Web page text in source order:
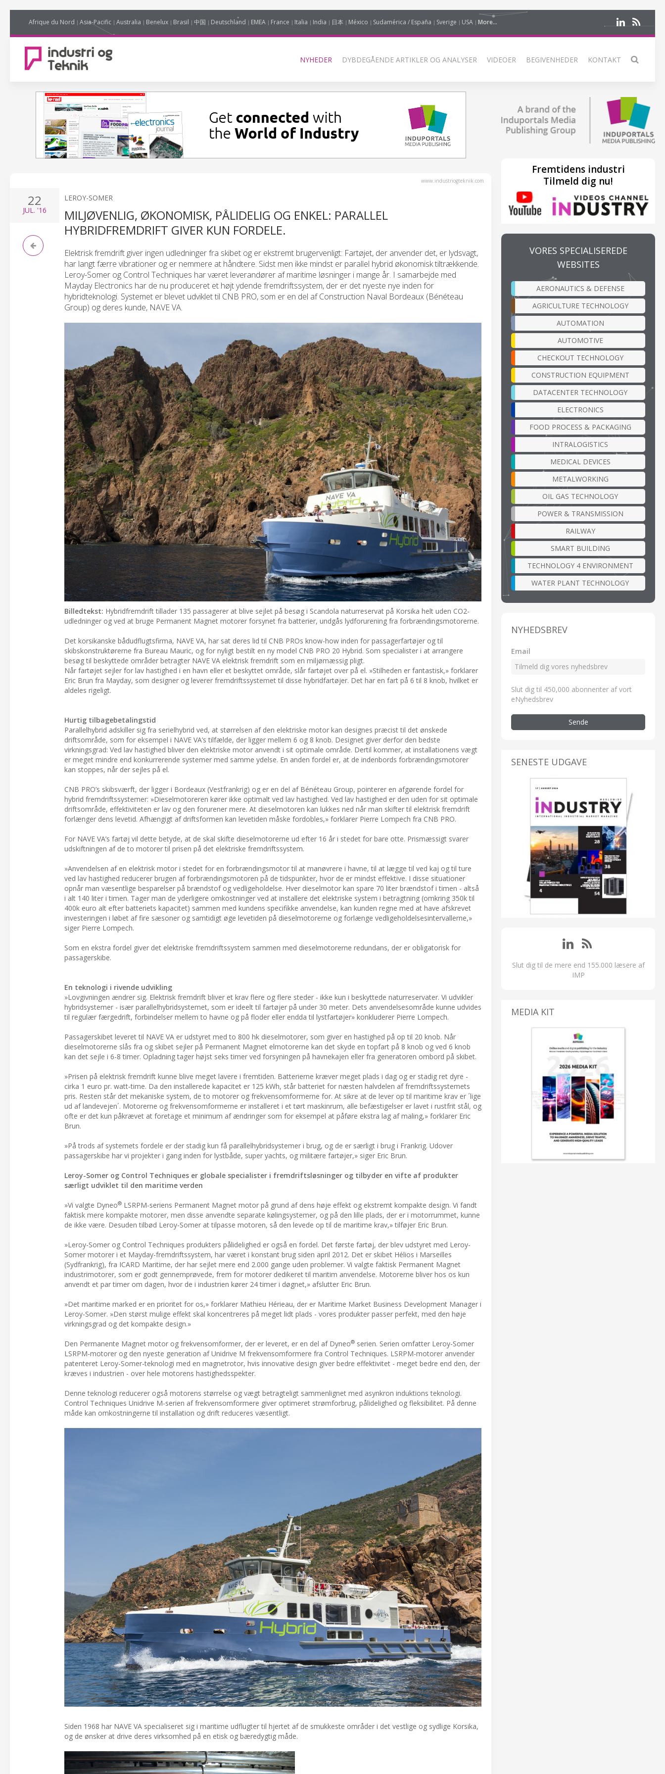
Afrique du Nord Asia-Pacific Australia Benelux Brasil 中国 Deutschland EMEA France Italia India 日本 México Sudamérica / España Sverige USA More...
NYHEDER DYBDEGÅENDE ARTIKLER OG ANALYSER VIDEOER BEGIVENHEDER KONTAKT
www.industriogteknik.com
22
JUL. '16
LEROY-SOMER
MILJØVENLIG, ØKONOMISK, PÅLIDELIG OG ENKEL: PARALLEL
HYBRIDFREMDRIFT GIVER KUN FORDELE.
Elektrisk fremdrift giver ingen udledninger fra skibet og er ekstremt brugervenligt: Fartøjet, der anvender det, er lydsvagt,
har langt færre vibrationer og er nemmere at håndtere. Sidst men ikke mindst er parallel hybrid økonomisk tiltrækkende.
Leroy-Somer og Control Techniques har været leverandører af maritime løsninger i mange år. I samarbejde med
Mayday Electronics har de nu produceret et højt ydende fremdriftssystem, der er det nyeste nye inden for
hybridteknologi. Systemet er blevet udviklet til CNB PRO, som er en del af Construction Naval Bordeaux (Bénéteau
Group) og deres kunde, NAVE VA.
Billedtekst: Hybridfremdrift tillader 135 passagerer at blive sejlet på besøg i Scandola naturreservat på Korsika helt uden CO2-
udledninger og ved at bruge Permanent Magnet motorer forsynet fra batterier, undgås lydforurening fra forbrændingsmotorerne.
Det korsikanske bådudflugtsfirma, NAVE VA, har sat deres lid til CNB PROs know-how inden for passagerfartøjer og til
skibskonstruktørerne fra Bureau Mauric, og for nyligt bestilt en ny model CNB PRO 20 Hybrid. Som specialister i at arrangere
besøg til beskyttede områder betragter NAVE VA elektrisk fremdrift som en miljømæssig pligt.
Når fartøjet sejler for lav hastighed i en havn eller et beskyttet område, slår fartøjet over på el. »Stilheden er fantastisk,» forklarer
Eric Brun fra Mayday, som designer og leverer fremdriftssystemet til disse hybridfartøjer. Det har en fart på 6 til 8 knob, hvilket er
aldeles rigeligt.
Hurtig tilbagebetalingstid
Parallelhybrid adskiller sig fra serielhybrid ved, at størrelsen af den elektriske motor kan designes præcist til det ønskede
driftsområde, som for eksempel i NAVE VA’s tilfælde, der ligger mellem 6 og 8 knob. Designet giver derfor den bedste
virkningsgrad: Ved lav hastighed bliver den elektriske motor anvendt i sit optimale område. Dertil kommer, at installationens vægt
er meget mindre end konkurrerende systemer med samme ydelse. En anden fordel er, at de indenbords forbrændingsmotorer
kan stoppes, når der sejles på el.
CNB PRO’s skibsværft, der ligger i Bordeaux (Vestfrankrig) og er en del af Bénéteau Group, pointerer en afgørende fordel for
hybrid fremdriftssystemer: »Dieselmotoreren kører ikke optimalt ved lav hastighed. Ved lav hastighed er den uden for sit optimale
driftsområde, effektiviteten er lav og den forurener mere. At dieselmotoren kan lukkes ned når man skifter til elektrisk fremdrift
forlænger dens levetid. Afhængigt af driftsformen kan levetiden måske fordobles,» forklarer Pierre Lompech fra CNB PRO.
For NAVE VA’s fartøj vil dette betyde, at de skal skifte dieselmotorerne ud efter 16 år i stedet for bare otte. Prismæssigt svarer
udskiftningen af de to motorer til prisen på det elektriske fremdriftssystem.
»Anvendelsen af en elektrisk motor i stedet for en forbrændingsmotor til at manøvrere i havne, til at lægge til ved kaj og til ture
ved lav hastighed reducerer brugen af forbrændingsmotoren på de tidspunkter, hvor de er mindst effektive. I disse situationer
opnår man væsentlige besparelser på brændstof og vedligeholdelse. Hver dieselmotor kan spare 70 liter brændstof i timen - altså
i alt 140 liter i timen. Tager man de yderligere omkostninger ved at installere det elektriske system i betragtning (omkring 350k til
400k euro alt efter batteriets kapacitet) sammen med kundens specifikke anvendelse, kan kunden regne med at have afskrevet
investeringen i løbet af fire sæsoner og samtidigt øge levetiden på dieselmotorerne og forlænge vedligeholdelsesintervallerne,»
siger Pierre Lompech.
Som en ekstra fordel giver det elektriske fremdriftssystem sammen med dieselmotorerne redundans, der er obligatorisk for
passagerskibe.
En teknologi i rivende udvikling
»Lovgivningen ændrer sig. Elektrisk fremdrift bliver et krav flere og flere steder - ikke kun i beskyttede naturreservater. Vi udvikler
hybridsystemer - især parallelhybridsystemet, som er ideelt til fartøjer på under 30 meter. Dets anvendelsesområde kunne udvides
til regulær færgedrift, forbindelser mellem to havne og på floder eller endda til lystfartøjer» konkluderer Pierre Lompech.
Passagerskibet leveret til NAVE VA er udstyret med to 800 hk dieselmotorer, som giver en hastighed på op til 20 knob. Når
dieselmotorerne slås fra og skibet sejler på Permanent Magnet elmotorerne kan det skyde en topfart på 8 knob og ved 6 knob
kan det sejle i 6-8 timer. Opladning tager højst seks timer ved forsyningen på havnekajen eller fra generatoren ombord på skibet.
»Prisen på elektrisk fremdrift kunne blive meget lavere i fremtiden. Batterierne kræver meget plads i dag og er stadig ret dyre -
cirka 1 euro pr. watt-time. Da den installerede kapacitet er 125 kWh, står batteriet for næsten halvdelen af fremdriftssystemets
pris. Resten står det mekaniske system, de to motorer og frekvensomformerne for. At sikre at de lever op til maritime krav er ´lige
ud af landevejen´. Motorerne og frekvensomformerne er installeret i et tørt maskinrum, alle befæstigelser er lavet i rustfrit stål, og
ofte er det kun påkrævet at foretage et minimum af ændringer som for eksempel at påføre ekstra lag af maling,» forklarer Eric
Brun.
»På trods af systemets fordele er der stadig kun få parallelhybridsystemer i brug, og de er særligt i brug i Frankrig. Udover
passagerskibe har vi projekter i gang inden for lystbåde, super yachts, og militære fartøjer,» siger Eric Brun.
Leroy-Somer og Control Techniques er globale specialister i fremdriftsløsninger og tilbyder en vifte af produkter
særligt udviklet til den maritime verden
»Vi valgte Dyneo® LSRPM-seriens Permanent Magnet motor på grund af dens høje effekt og ekstremt kompakte design. Vi fandt
faktisk mere kompakte motorer, men disse anvendte separate kølingsystemer, og på den lille plads, der er i motorrummet, kunne
de ikke være. Desuden tilbød Leroy-Somer at tilpasse motoren, så den levede op til de maritime krav,» tilføjer Eric Brun.
»Leroy-Somer og Control Techniques produkters pålidelighed er også en fordel. Det første fartøj, der blev udstyret med Leroy-
Somer motorer i et Mayday-fremdriftssystem, har været i konstant brug siden april 2012. Det er skibet Hélios i Marseilles
(Sydfrankrig), fra ICARD Maritime, der har sejlet mere end 2.000 gange uden problemer. Vi valgte faktisk Permanent Magnet
industrimotorer, som er godt gennemprøvede, frem for motorer dedikeret til maritim anvendelse. Motorerne bliver hos os kun
anvendt et par timer om dagen, hvor de i industrien kører 24 timer i døgnet,» afslutter Eric Brun.
»Det maritime marked er en prioritet for os,» forklarer Mathieu Hérieau, der er Maritime Market Business Development Manager i
Leroy-Somer. »Den størst mulige effekt skal koncentreres på meget lidt plads - vores produkter passer perfekt, med den høje
virkningsgrad og det kompakte design.»
Den Permanente Magnet motor og frekvensomformer, der er leveret, er en del af Dyneo® serien. Serien omfatter Leroy-Somer
LSRPM-motorer og den nyeste generation af Unidrive M frekvensomformere fra Control Techniques. LSRPM-motorer anvender
patenteret Leroy-Somer-teknologi med en magnetrotor, hvis innovative design giver bedre effektivitet - meget bedre end den, der
kræves i industrien - over hele motorens hastighedsspekter.
Denne teknologi reducerer også motorens størrelse og vægt betragteligt sammenlignet med asynkron induktions teknologi.
Control Techniques Unidrive M-serien af frekvensomformere giver optimeret strømforbrug, pålidelighed og fleksibilitet. På denne
måde kan omkostningerne til installation og drift reduceres væsentligt.
Siden 1968 har NAVE VA specialiseret sig i maritime udflugter til hjertet af de smukkeste områder i det vestlige og sydlige Korsika,
og de ønsker at drive deres virksomhed på en etisk og bæredygtig måde.
Fremtidens industri
Tilmeld dig nu!
VORES SPECIALISEREDE
WEBSITES
AERONAUTICS & DEFENSE
AGRICULTURE TECHNOLOGY
AUTOMATION
AUTOMOTIVE
CHECKOUT TECHNOLOGY
CONSTRUCTION EQUIPMENT
DATACENTER TECHNOLOGY
ELECTRONICS
FOOD PROCESS & PACKAGING
INTRALOGISTICS
MEDICAL DEVICES
METALWORKING
OIL GAS TECHNOLOGY
POWER & TRANSMISSION
RAILWAY
SMART BUILDING
TECHNOLOGY 4 ENVIRONMENT
WATER PLANT TECHNOLOGY
NYHEDSBREV
Email
Slut dig til 450,000 abonnenter af vort
eNyhedsbrev
Sende
SENESTE UDGAVE
Slut dig til de mere end 155.000 læsere af
IMP
MEDIA KIT